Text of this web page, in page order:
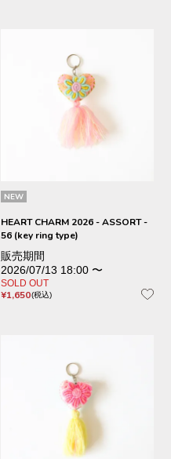
NEW
HEART CHARM 2026 - ASSORT -
56 (key ring type)
販売期間
2026/07/13 18:00 〜
SOLD OUT
¥1,650 税込